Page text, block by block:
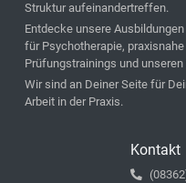
Struktur aufeinandertreffen.
Entdecke unsere
für Psychotherapie,
Prüfungstrainings und
Wir sind an Deiner Seite für
Arbeit in der Praxis.
Kontakt